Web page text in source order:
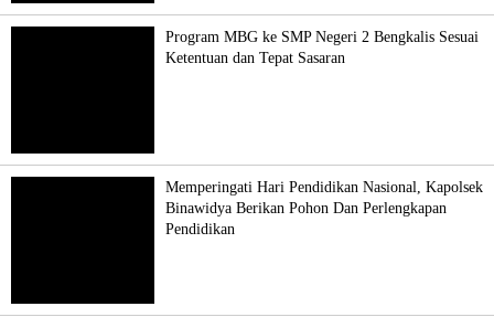
Program MBG ke SMP Negeri 2 Bengkalis Sesuai
Ketentuan dan Tepat Sasaran
Memperingati Hari Pendidikan Nasional, Kapolsek
Binawidya Berikan Pohon Dan Perlengkapan
Pendidikan